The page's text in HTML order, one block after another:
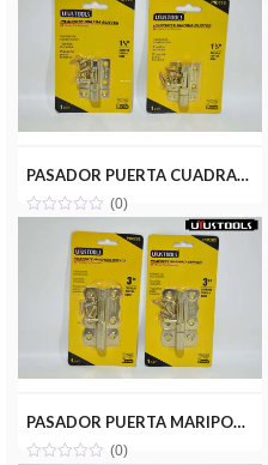
PASADOR PUERTA CUADRADO DORADO 1-1/2 UYUSTOOLS PID115
(0)
PASADOR PUERTA MARIPOSA DORADO 3 UYUSTOOLS PIM203
(0)